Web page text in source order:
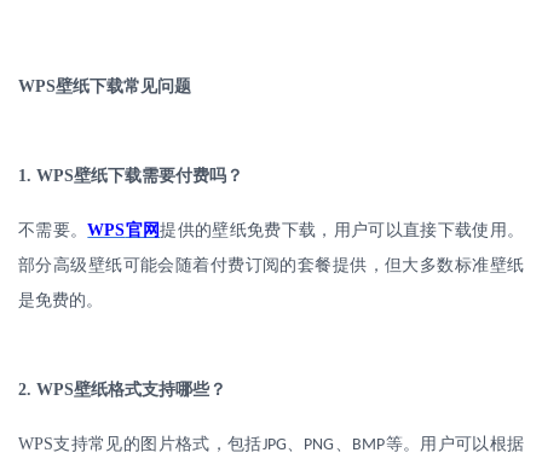
WPS壁纸下载常见问题
1. WPS壁纸下载需要付费吗？
不需要。WPS官网提供的壁纸免费下载，用户可以直接下载使用。
部分高级壁纸可能会随着付费订阅的套餐提供，但大多数标准壁纸
是免费的。
2. WPS壁纸格式支持哪些？
WPS支持常见的图片格式，包括JPG PNG BMP等。用户可以根据